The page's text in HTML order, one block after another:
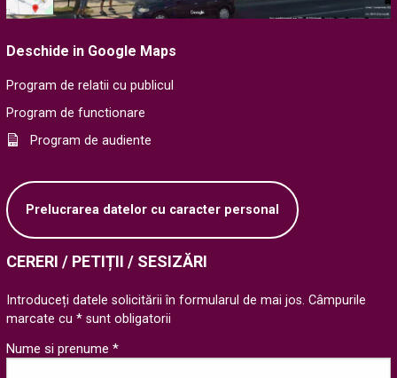
Deschide in Google Maps
Program de relatii cu publicul
Program de functionare
Program de audiente
Prelucrarea datelor cu caracter personal
CERERI / PETIȚII / SESIZĂRI
Introduceți datele solicitării în formularul de mai jos. Câmpurile
marcate cu * sunt obligatorii
Nume si prenume *